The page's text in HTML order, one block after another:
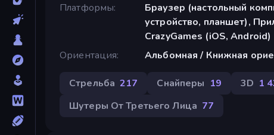
Платформы
Браузер (настольный
устройство, планшет),
CrazyGames (iOS, Android)
Ориентация
Альбомная / Книжная
Стрельба 217 Снайперы 19 3D 1
Шутеры От Третьего Лица 77